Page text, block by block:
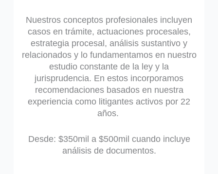
Nuestros conceptos profesionales incluyen
casos en trámite, actuaciones procesales,
estrategia procesal, análisis sustantivo y
relacionados y lo fundamentamos en nuestro
estudio constante de la ley y la
jurisprudencia. En estos incorporamos
recomendaciones basados en nuestra
experiencia como litigantes activos por 22
años.
Desde: $350mil a $500mil cuando incluye
análisis de documentos.